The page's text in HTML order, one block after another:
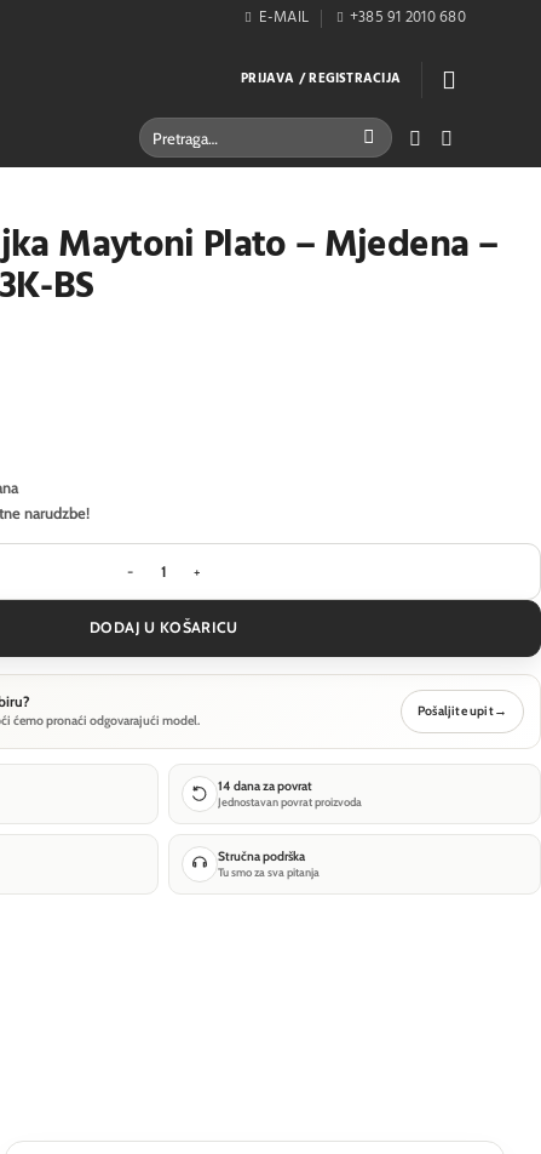
E-MAIL +385 91 2010 680
PRIJAVA / REGISTRACIJA
Pretraži:
Maytoni Plato – Mjedena –
BS
narudzbe!
Viseća svjetiljka Maytoni Plato - Mjedena -
DODAJ U KOŠARICU
ćemo pronaći odgovarajući model.
Pošaljite upit→
14 dana za povrat
Jednostavan povrat proizvoda
Stručna podrška
Tu smo za sva pitanja